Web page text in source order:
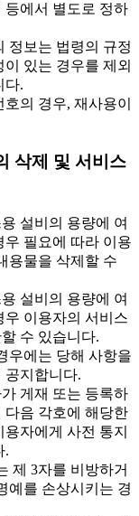
등에서 별도로 정하
정보는 법령의 규정
있는 경우를 제외
다.
의 경우, 재사용이
삭제 및 서비스
설비의 용량에 여
필요에 따라 이용
용물을 삭제할 수
설비의 용량에 여
우 이용자의 서비스
수 있습니다.
우에는 당해 사항을
공지합니다.
게재 또는 등록하
다음 각호에 해당한
자에게 사전 통지
.
제 3자를 비방하거
예를 손상시키는 경